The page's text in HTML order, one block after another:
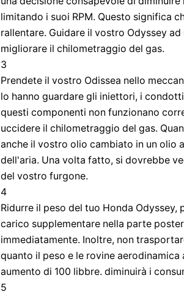
limitando i suoi RPM. Questo significa
rallentare. Guidare il vostro Odyssey
migliorare il chilometraggio del gas.
3
Prendete il vostro Odissea nello
lo hanno guardare gli iniettori, i
questi componenti non funzionano
uccidere il chilometraggio del gas.
anche il vostro olio cambiato in un olio
dell'aria. Una volta fatto, si dovrebbe
del vostro furgone.
4
Ridurre il peso del tuo Honda
carico supplementare nella parte
immediatamente. Inoltre, non
quanto il peso e le rovine aerodinamica
aumento di 100 libbre. diminuirà i
5